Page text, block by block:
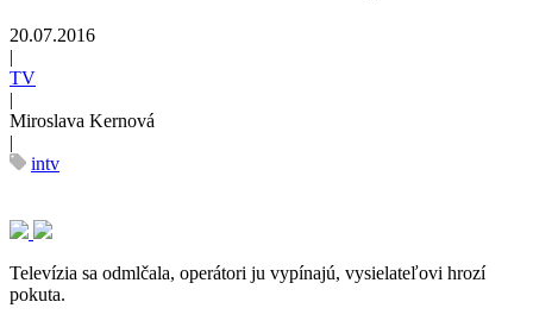
20.07.2016
|
TV
|
Miroslava Kernová
|
intv
Televízia sa odmlčala, operátori ju vypínajú, vysielateľovi hrozí
pokuta.